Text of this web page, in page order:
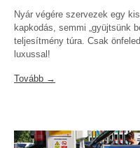
Nyár végére szervezek egy
kapkodás, semmi „gyüjtsünk
teljesítmény túra. Csak
luxussal!
Tovább →